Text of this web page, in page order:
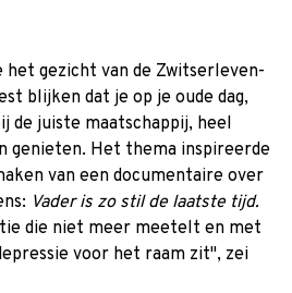
het gezicht van de Zwitserleven-
blijken dat je op je oude dag,
de juiste maatschappij, heel
genieten. Het thema inspireerde
van een documentaire over
Vader is zo stil de laatste tijd.
die niet meer meetelt en met
voor het raam zit", zei